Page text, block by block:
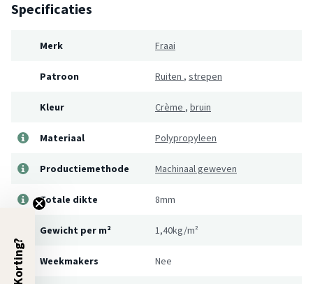
Specificaties
Merk Fraai
Patroon Ruiten , strepen
Kleur Crème , bruin
Materiaal Polypropyleen
Productiemethode Machinaal geweven
Totale dikte 8mm
Gewicht per m² 1,40kg/m²
Weekmakers Nee